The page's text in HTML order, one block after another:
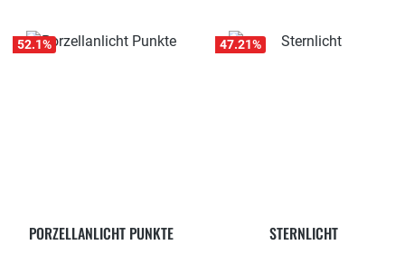
52.1%
PORZELLANLICHT PUNKTE
47.21%
STERNLICHT